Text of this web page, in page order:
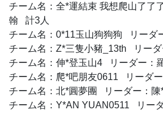
チーム名：全*運結束 我想爬山了了
翰 計3人
チーム名：0*11玉山狗狗狗 リーダ
チーム名：Z*三隻小豬_13th リー
チーム名：伸*登玉山4 リーダー：
チーム名：爬*吧朋友0611 リーダ
チーム名：北*圓夢團 リーダー：
チーム名：Y*AN YUAN0511 リー